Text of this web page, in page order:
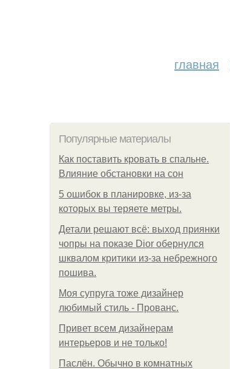
главная
Популярные материалы
Как поставить кровать в спальне.
Влияние обстановки на сон
5 ошибок в планировке, из-за
которых вы теряете метры.
Детали решают всё: выход приянки
чопры на показе Dior обернулся
шквалом критики из-за небрежного
пошива.
Моя супруга тоже дизайнер
любимый стиль - Прованс.
Привет всем дизайнерам
интерьеров и не только!
Паслён. Обычно в комнатных